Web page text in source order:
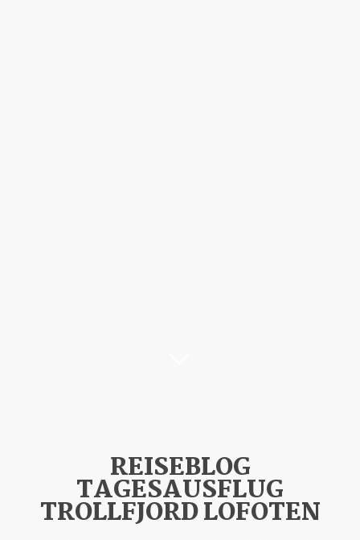
REISEBLOG
TAGESAUSFLUG
TROLLFJORD LOFOTEN